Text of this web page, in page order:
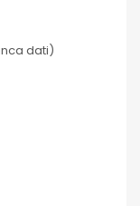
dati)